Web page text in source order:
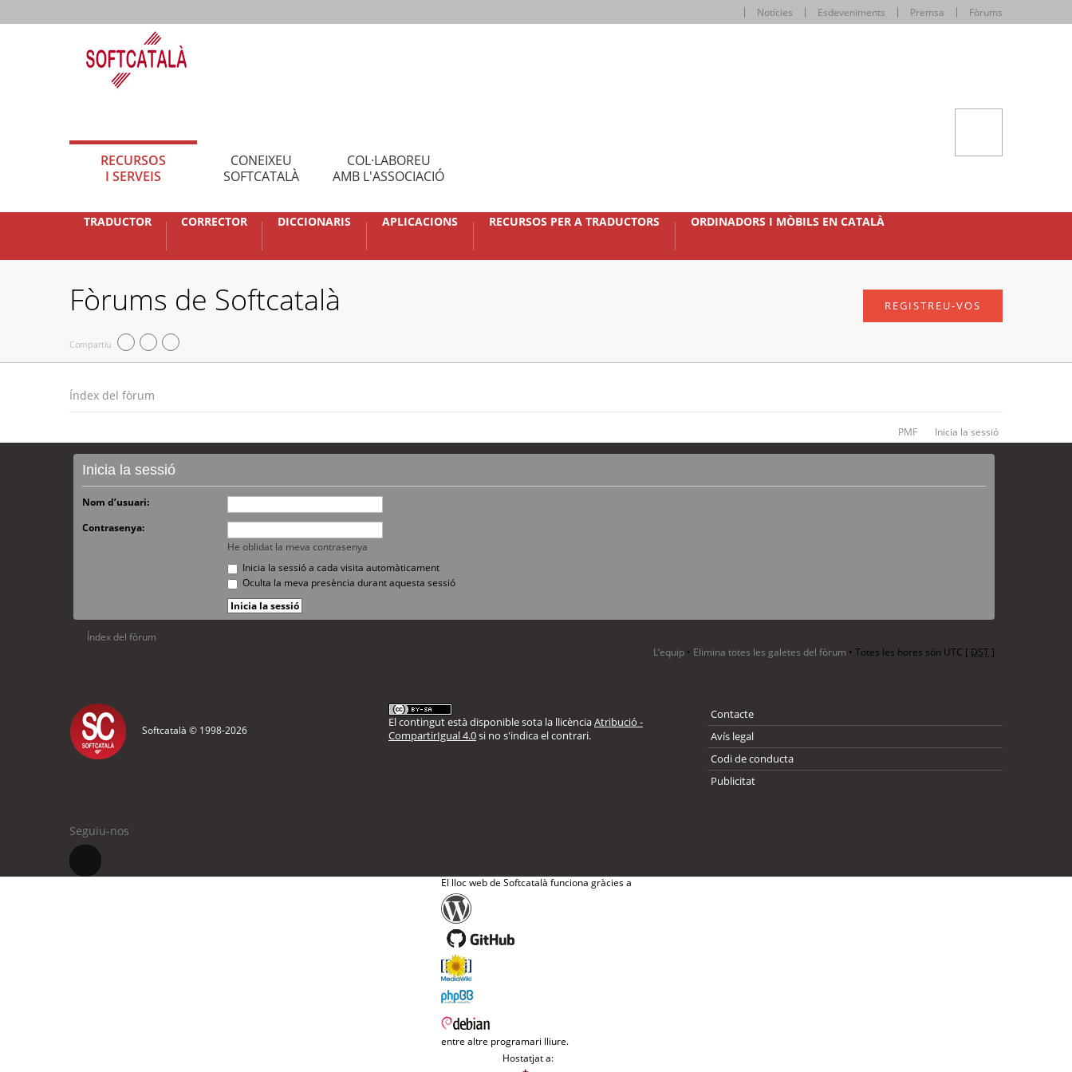
Notícies Esdeveniments Premsa Fòrums
RECURSOS
I SERVEIS
CONEIXEU
SOFTCATALÀ
COL·LABOREU
AMB L'ASSOCIACIÓ
TRADUCTOR CORRECTOR DICCIONARIS APLICACIONS RECURSOS PER A TRADUCTORS ORDINADORS I MÒBILS EN CATALÀ
Fòrums de Softcatalà
Compartiu
REGISTREU-VOS
Índex del fòrum
PMF Inicia la sessió
Inicia la sessió
Nom d’usuari:
Contrasenya:
He oblidat la meva contrasenya
Inicia la sessió a cada visita automàticament
Oculta la meva presència durant aquesta sessió
Índex del fòrum
L’equip • Elimina totes les galetes del fòrum • Totes les hores són UTC [ DST]
Softcatalà © 1998-2026
El contingut està disponible sota la llicènciaAtribució -
CompartirIgual 4.0si no s'indica el contrari.
Contacte
Avís legal
Codi de conducta
Publicitat
Seguiu-nos
El lloc web de Softcatalà funciona gràcies a
entre altre programari lliure.
Hostatjat a: